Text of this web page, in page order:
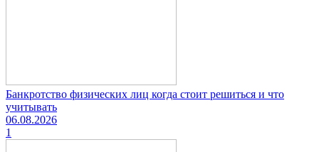
Банкротство физических лиц когда стоит решиться и что
учитывать
06.08.2026
1